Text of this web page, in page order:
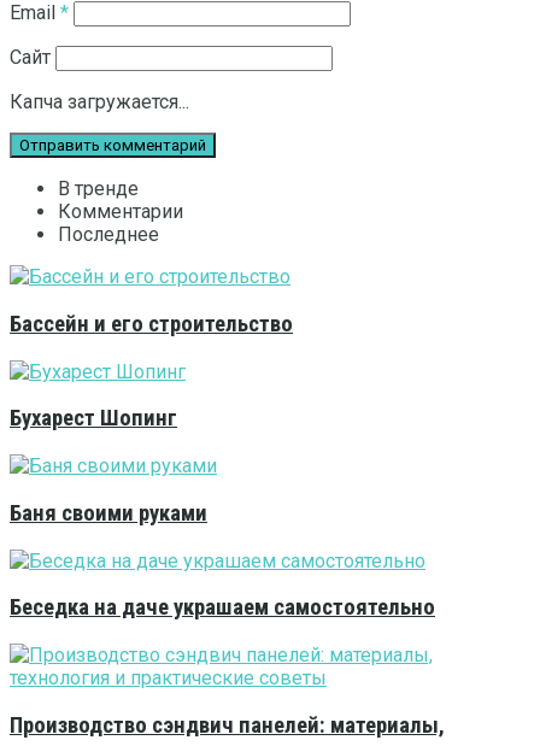
Email *
Сайт
Капча загружается...
В тренде
Комментарии
Последнее
Бассейн и его строительство
Бухарест Шопинг
Баня своими руками
Беседка на даче украшаем самостоятельно
Производство сэндвич панелей: материалы,